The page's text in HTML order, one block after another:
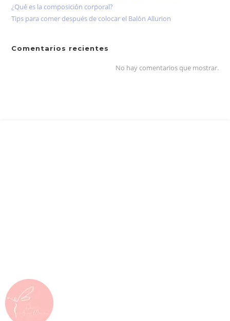
¿Qué es la composición corporal?
Tips para comer después de colocar el Balón Allurion
Comentarios recientes
No hay comentarios que mostrar.